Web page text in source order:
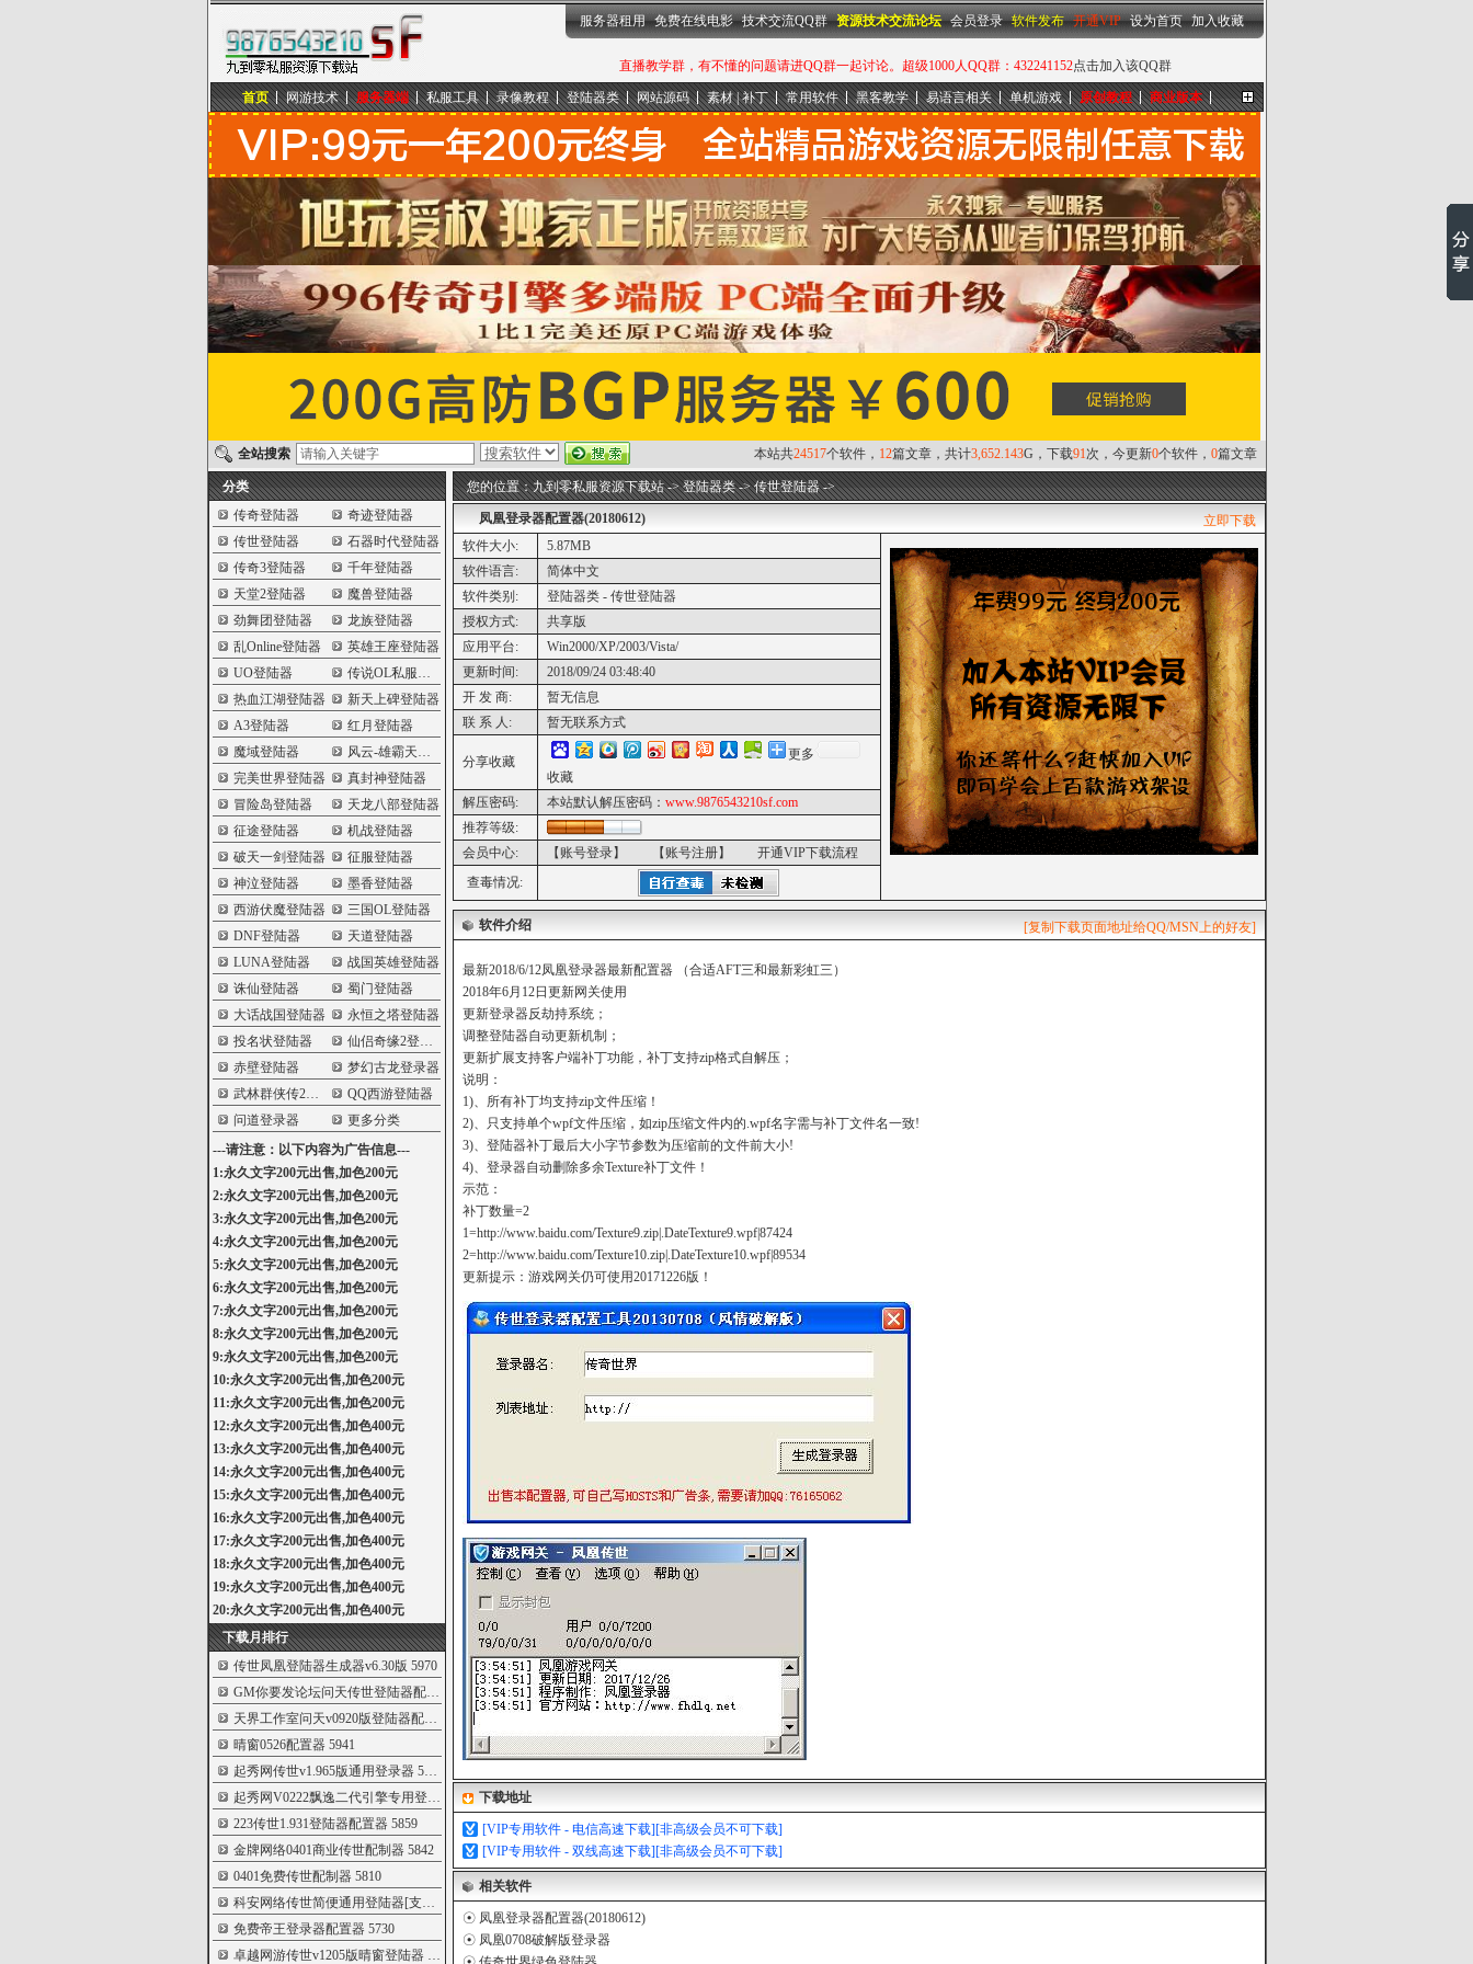
九到零私服资源下载站
设为首页|加入收藏
直播教学群，有不懂的问题请进QQ群一起讨论。超级1000人QQ群：432241152点击加入该QQ群
服务器租用 免费在线电影 技术交流QQ群 资源技术交流论坛 会员登录 软件发布 开通VIP 设为首页 加入收藏
更多...
首页 网游技术 服务器端 私服工具 录像教程 登陆器类 网站源码 素材 | 补丁 常用软件 黑客教学 易语言相关 单机游戏 原创教程 商业版本
本站共24517个软件， 12篇文章，共计3,652.143G，下载91次，今更新0个软件， 0篇文章
全站搜索
分类
传奇登陆器
奇迹登陆器
传世登陆器
石器时代登陆器
传奇3登陆器
千年登陆器
天堂2登陆器
魔兽登陆器
劲舞团登陆器
龙族登陆器
乱Online登陆器
英雄王座登陆器
UO登陆器
传说OL私服登陆器
热血江湖登陆器
新天上碑登陆器
A3登陆器
红月登陆器
魔域登陆器
风云-雄霸天下登陆器
完美世界登陆器
真封神登陆器
冒险岛登陆器
天龙八部登陆器
征途登陆器
机战登陆器
破天一剑登陆器
征服登陆器
神泣登陆器
墨香登陆器
西游伏魔登陆器
三国OL登陆器
DNF登陆器
天道登陆器
LUNA登陆器
战国英雄登陆器
诛仙登陆器
蜀门登陆器
大话战国登陆器
永恒之塔登陆器
投名状登陆器
仙侣奇缘2登陆器
赤壁登陆器
梦幻古龙登录器
武林群侠传2登陆器
QQ西游登陆器
问道登录器
更多分类
---请注意：以下内容为广告信息---
1:永久文字200元出售,加色200元
2:永久文字200元出售,加色200元
3:永久文字200元出售,加色200元
4:永久文字200元出售,加色200元
5:永久文字200元出售,加色200元
6:永久文字200元出售,加色200元
7:永久文字200元出售,加色200元
8:永久文字200元出售,加色200元
9:永久文字200元出售,加色200元
10:永久文字200元出售,加色200元
11:永久文字200元出售,加色200元
12:永久文字200元出售,加色400元
13:永久文字200元出售,加色400元
14:永久文字200元出售,加色400元
15:永久文字200元出售,加色400元
16:永久文字200元出售,加色400元
17:永久文字200元出售,加色400元
18:永久文字200元出售,加色400元
19:永久文字200元出售,加色400元
20:永久文字200元出售,加色400元
下载月排行
传世凤凰登陆器生成器v6.30版 5970
GM你要发论坛问天传世登陆器配置器 v10
5953
天界工作室问天v0920版登陆器配置器
晴窗0526配置器5941
起秀网传世v1.965版通用登录器5927
起秀网V0222飘逸二代引擎专用登录器配置
5919
223传世1.931登陆器配置器5859
金牌网络0401商业传世配制器5842
0401免费传世配制器5810
科安网络传世简便通用登陆器[支持v1.96
5762
免费帝王登录器配置器5730
卓越网游传世v1205版晴窗登陆器5704
您的位置：九到零私服资源下载站->登陆器类->传世登陆器->
立即下载
凤凰登录器配置器(20180612)
软件大小:
5.87MB
软件语言:
简体中文
软件类别:
登陆器类 - 传世登陆器
授权方式:
共享版
应用平台:
Win2000/XP/2003/Vista/
更新时间:
2018/09/24 03:48:40
开 发 商:
暂无信息
联 系 人:
暂无联系方式
分享收藏
更多
收藏
解压密码:
本站默认解压密码： www.9876543210sf.com
推荐等级:
会员中心:
【账号登录】 【账号注册】
开通VIP下载流程
查毒情况:
[复制下载页面地址给QQ/MSN上的好友]
软件介绍
最新2018/6/12凤凰登录器最新配置器 （合适AFT三和最新彩虹三）
2018年6月12日更新网关使用
更新登录器反劫持系统；
调整登陆器自动更新机制；
更新扩展支持客户端补丁功能，补丁支持zip格式自解压；
说明：
1)、所有补丁均支持zip文件压缩！
2)、只支持单个wpf文件压缩，如zip压缩文件内的.wpf名字需与补丁文件名一致!
3)、登陆器补丁最后大小字节参数为压缩前的文件前大小!
4)、登录器自动删除多余Texture补丁文件！
示范：
补丁数量=2
1=http://www.baidu.com/Texture9.zip|.DateTexture9.wpf|87424
2=http://www.baidu.com/Texture10.zip|.DateTexture10.wpf|89534
更新提示：游戏网关仍可使用20171226版！
下载地址
[VIP专用软件 - 电信高速下载][非高级会员不可下载]
[VIP专用软件 - 双线高速下载][非高级会员不可下载]
相关软件
☉ 凤凰登录器配置器(20180612)
☉ 凤凰0708破解版登录器